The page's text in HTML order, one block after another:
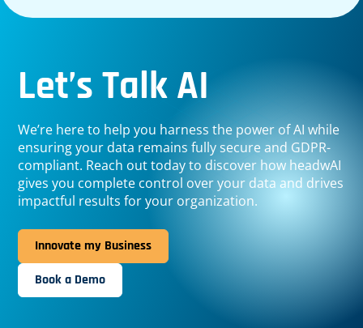
Let’s Talk AI
We’re here to help you harness the power of AI while
ensuring your data remains fully secure and GDPR-
compliant. Reach out today to discover how headwAI
gives you complete control over your data and drives
impactful results for your organization.
Innovate my Business
Book a Demo